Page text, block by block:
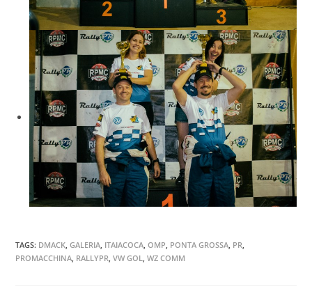
TAGS: DMACK GALERIA ITAIACOCA OMP PONTA GROSSA PR
PROMACCHINA RALLYPR VW GOL WZ COMM